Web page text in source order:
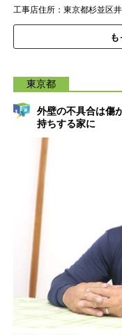
工事店住所：東京都杉並区
も
東京都
外壁の不具合は傷
持ちする家に